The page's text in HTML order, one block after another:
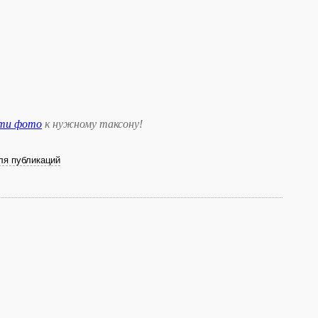
фото к нужному таксону!
публикаций